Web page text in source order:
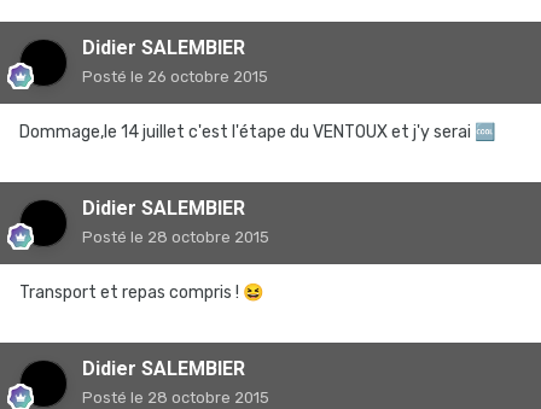
Didier SALEMBIER
Posté le 26 octobre 2015
Dommage,le 14 juillet c'est l'étape du VENTOUX et j'y serai 🆒
Didier SALEMBIER
Posté le 28 octobre 2015
Transport et repas compris ! 😆
Didier SALEMBIER
Posté le 28 octobre 2015